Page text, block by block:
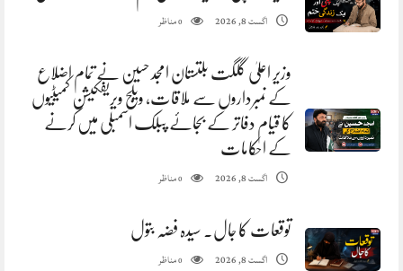
اگست 8, 2026 0مناظر
وزیر اعلیٰ گلگت بلتستان امجد حسین نے تمام اضلاع
کے نمبرداروں سے ملاقات، ویلج ویریفکیشن کمیٹیوں
کا قیام دفاتر کے بجائے پبلک اسمبلی میں کرنے
کے احکامات
اگست 8, 2026 0مناظر
توقعات کا جال. سیدہ فضہ بتول
اگست 8, 2026 0مناظر